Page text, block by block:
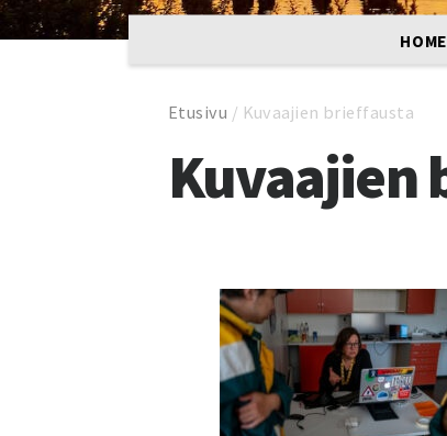
HOME
Etusivu / Kuvaajien brieffausta
Kuvaajien